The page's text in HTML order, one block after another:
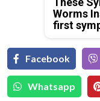
Worms
first
Facebook
Whatsapp